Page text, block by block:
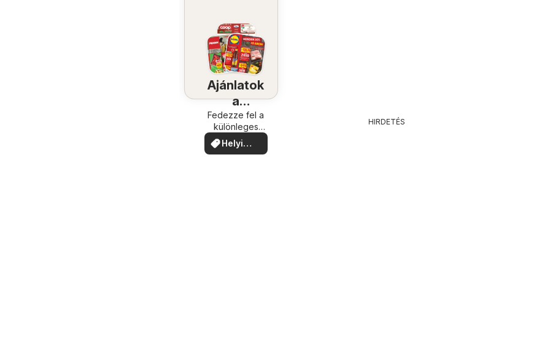
Ajánlatok
a
közelében
Fedezze fel a
különleges
ajánlatokat
Helyi
ajánlatok
HIRDETÉS